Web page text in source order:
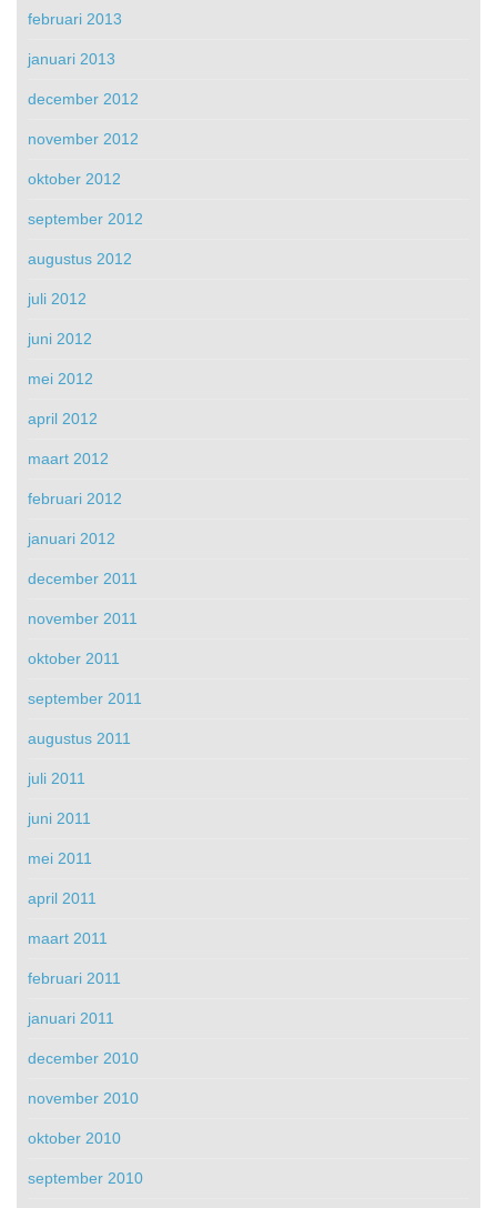
februari 2013
januari 2013
december 2012
november 2012
oktober 2012
september 2012
augustus 2012
juli 2012
juni 2012
mei 2012
april 2012
maart 2012
februari 2012
januari 2012
december 2011
november 2011
oktober 2011
september 2011
augustus 2011
juli 2011
juni 2011
mei 2011
april 2011
maart 2011
februari 2011
januari 2011
december 2010
november 2010
oktober 2010
september 2010